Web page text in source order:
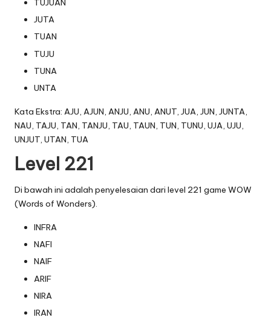
TUJUAN
JUTA
TUAN
TUJU
TUNA
UNTA
Kata Ekstra: AJU, AJUN, ANJU, ANU, ANUT, JUA, JUN, JUNTA,
NAU, TAJU, TAN, TANJU, TAU, TAUN, TUN, TUNU, UJA, UJU,
UNJUT, UTAN, TUA
Level 221
Di bawah ini adalah penyelesaian dari level 221 game WOW
(Words of Wonders).
INFRA
NAFI
NAIF
ARIF
NIRA
IRAN